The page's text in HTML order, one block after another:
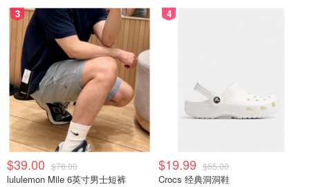
3
$39.00 $78.00
lululemon Mile 6英寸男士短裤
4
$19.99 $65.00
Crocs 经典洞洞鞋